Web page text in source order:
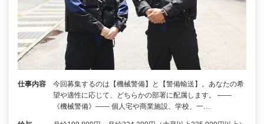
仕事内容
今回募集するのは【機械警備】と【警備輸送】。あなたの希
望や適性に応じて、どちらかの部署に配属します。 ――
《機械警備》―― 個人宅や商業施設、学校、一…